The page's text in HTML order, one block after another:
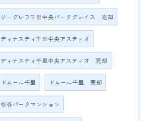
ジーグレフ千里中央パークグレイス 売却
ディナスティ千里中央アスティオ
ディナスティ千里中央アスティオ 売却
ドムール千里 ドムール千里 売却
杉谷パークマンション